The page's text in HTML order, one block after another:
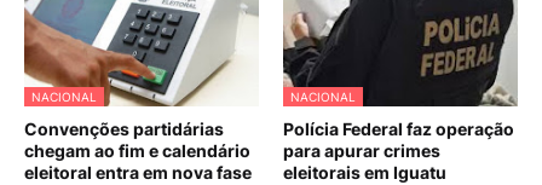
NACIONAL
Convenções partidárias
chegam ao fim e calendário
eleitoral entra em nova fase
NACIONAL
Polícia Federal faz operação
para apurar crimes
eleitorais em Iguatu